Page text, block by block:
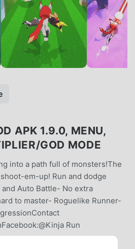
APK 1.9.0, MENU,
GOD MODE
into a path full of monsters!The
em-up! Run and dodge
Auto Battle- No extra
to master- Roguelike Runner-
Run